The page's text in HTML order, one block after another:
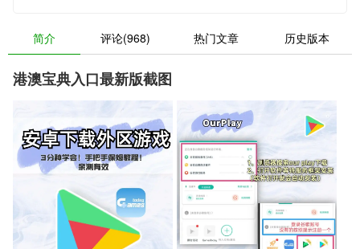
简介 评论(968) 热门文章 历史版本
港澳宝典入口最新版截图